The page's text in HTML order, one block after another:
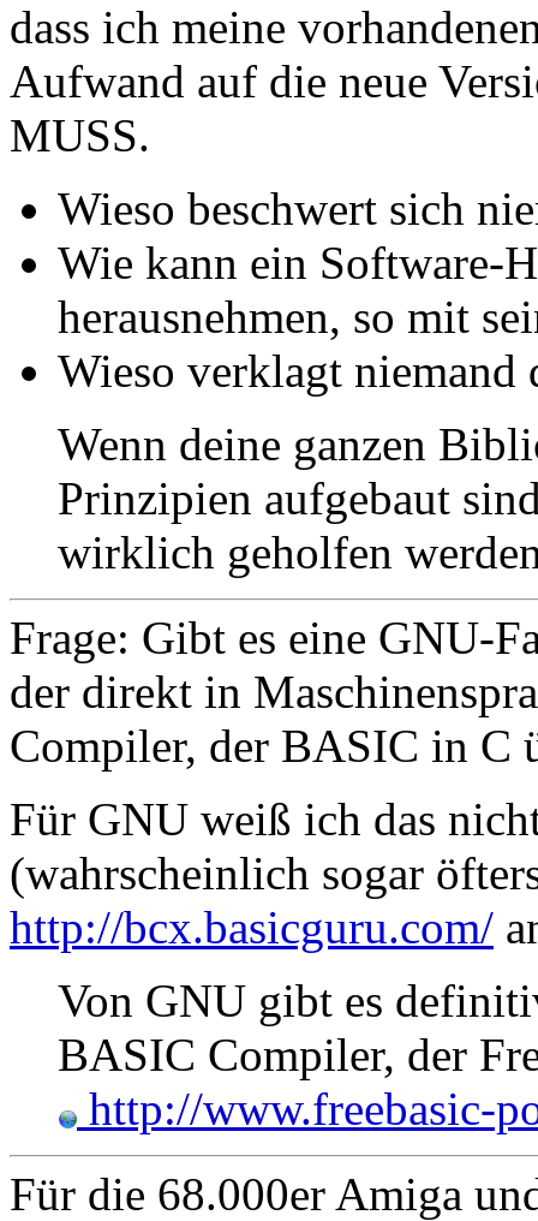
dass ich meine
Aufwand auf die neue
MUSS.
Wieso beschwert sich
Wie kann ein Software-
herausnehmen, so mit
Wieso verklagt niemand
Wenn deine ganzen
Prinzipien aufgebaut
wirklich geholfen
Frage: Gibt es eine GNU-
der direkt in
Compiler, der BASIC in C
Für GNU weiß ich das
(wahrscheinlich sogar
http://bcx.basicguru.com/
Von GNU gibt es
BASIC Compiler, der
http://www.freebasic-
Für die 68.000er Amiga